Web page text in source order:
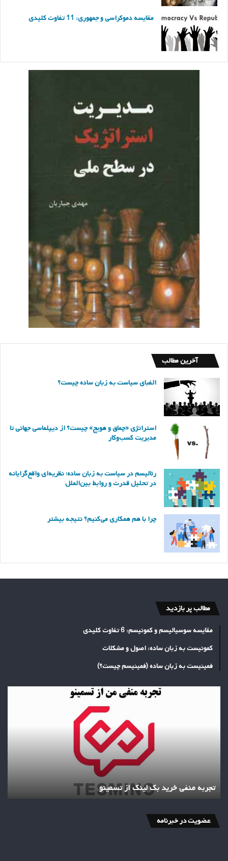
مقایسه دموکراسی و جمهوری: 11 تفاوت کلیدی
آخرین مطالب
الفبای سیاست به زبان ساده چیست؟
استراتژی «چماق و هویج» چیست؟ از دیپلماسی جهانی تا
مدیریت کسب‌وکار
رئالیسم در سیاست به زبان ساده؛ نظریه‌ای واقع‌گرایانه
در تحلیل قدرت و روابط بین‌الملل
چرا با هم همکاری می‌کنیم؟ نتیجه بیشتر
مطالب پر بازدید
مقایسه سوسیالیسم و کمونیسم: 6 تفاوت کلیدی
کمونیست به زبان ساده: اصول و مشکلات
فمینیست به زبان ساده (فمینیسم چیست؟)
تجربه
تجربه منفی خرید بک لینک از تسمینو
عضویت در خبرنامه